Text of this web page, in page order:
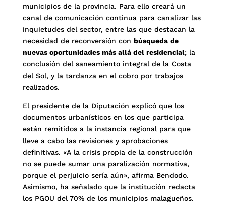
municipios de la provincia. Para ello creará un
canal de comunicación continua para canalizar las
inquietudes del sector, entre las que destacan la
necesidad de reconversión con búsqueda de
nuevas oportunidades más allá del residencial; la
conclusión del saneamiento integral de la Costa
del Sol, y la tardanza en el cobro por trabajos
realizados.
El presidente de la Diputación explicó que los
documentos urbanísticos en los que participa
están remitidos a la instancia regional para que
lleve a cabo las revisiones y aprobaciones
definitivas. «A la crisis propia de la construcción
no se puede sumar una paralización normativa,
porque el perjuicio sería aún», afirma Bendodo.
Asimismo, ha señalado que la institución redacta
los PGOU del 70% de los municipios malagueños.